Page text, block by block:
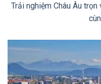
Trải nghiệm Châu Âu